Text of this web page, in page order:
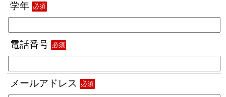
学年 必須
電話番号 必須
メールアドレス 必須